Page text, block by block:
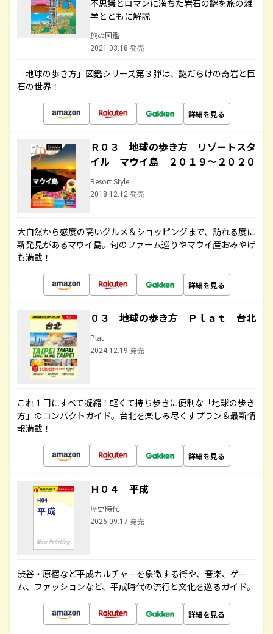
不思議とロマンに満ちた岩石の謎を旅の雑
学とともに解説
旅の図鑑
2021.03.18 発売
「地球の歩き方」図鑑シリーズ第３弾は、謎だらけの奇岩と巨
石の世界！
詳細を見る
Ｒ０３ 地球の歩き方 リゾートスタ
イル マウイ島 ２０１９～２０２０
Resort Style
2018.12.12 発売
大自然から感度の高いグルメ＆ショッピングまで、訪れる度に
新発見があるマウイ島。旬のファーム巡りやマウイ産おみやげ
も満載！
詳細を見る
０３ 地球の歩き方 Ｐｌａｔ 台北
Plat
2024.12.19 発売
これ１冊にすべて凝縮！軽くて持ち歩きに便利な「地球の歩き
方」のコンパクトガイド。台北を楽しみ尽くすプラン＆最新情
報満載！
詳細を見る
Ｈ０４ 平成
歴史時代
2026.09.17 発売
渋谷・原宿など平成カルチャーを象徴する街や、音楽、ゲー
ム、ファッションなど、平成時代の流行と文化を巡るガイド。
詳細を見る